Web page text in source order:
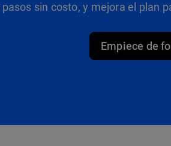
sin costo, y mejora el plan
Empiece de